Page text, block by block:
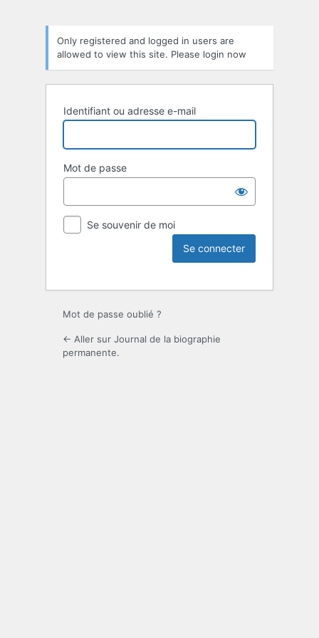
Only registered and logged in users are
allowed to view this site. Please login now
Identifiant ou adresse e-mail
Mot de passe
Se souvenir de moi
Mot de passe oublié ?
← Aller sur Journal de la biographie
permanente.